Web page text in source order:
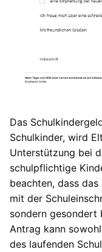
Das
Schulkinder, wird
Unterstützung bei
schulpflichtige
beachten, dass
mit der
sondern gesondert
Antrag kann
des laufenden